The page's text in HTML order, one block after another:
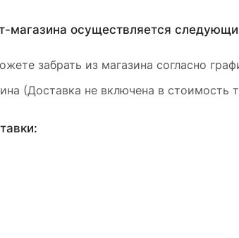
магазина осуществляется
забрать из магазина согласно
(Доставка не включена в стоимость